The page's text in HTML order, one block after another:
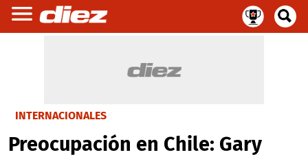
INTERNACIONALES
Preocupación en Chile: Gary